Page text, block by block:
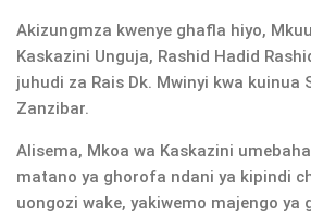
Akizungmza kwenye ghafla hiyo,
Kaskazini Unguja, Rashid Hadid
juhudi za Rais Dk. Mwinyi kwa kuinua
Zanzibar.
Alisema, Mkoa wa Kaskazini
matano ya ghorofa ndani ya kipindi
uongozi wake, yakiwemo majengo ya